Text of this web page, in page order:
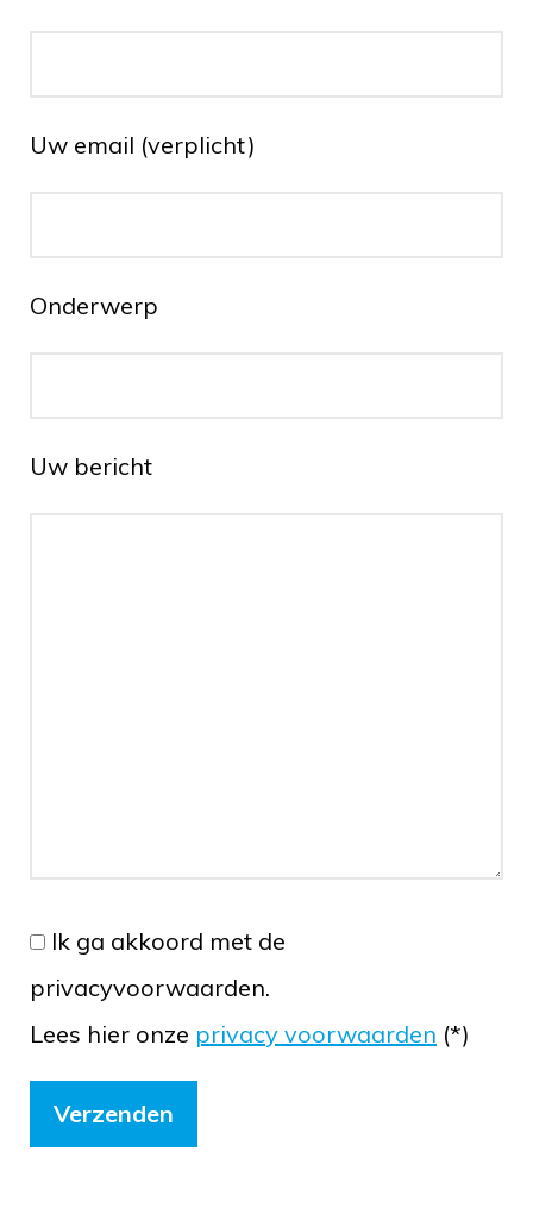
Uw email (verplicht)
Onderwerp
Uw bericht
Ik ga akkoord met de
privacyvoorwaarden.
Lees hier onze privacy voorwaarden (*)